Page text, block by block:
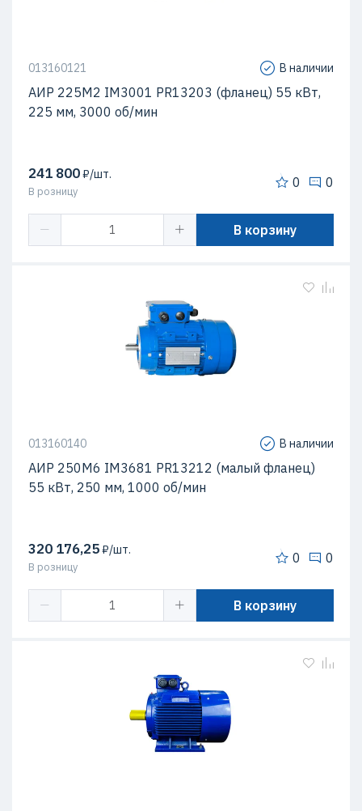
013160121 В наличии
АИР 225М2 IM3001 PR13203 (фланец) 55 кВт,
225 мм, 3000 об/мин
241 800₽/шт.
В розницу
0 0
В корзину
013160140 В наличии
АИР 250М6 IM3681 PR13212 (малый фланец)
55 кВт, 250 мм, 1000 об/мин
320 176,25₽/шт.
В розницу
0 0
В корзину